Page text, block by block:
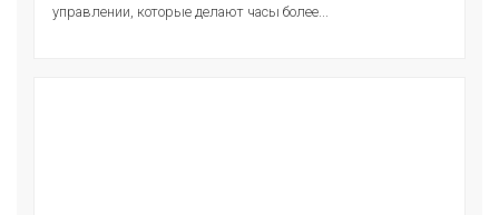
управлении, которые делают часы более...